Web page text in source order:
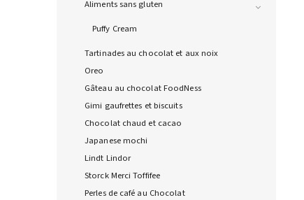
Aliments sans gluten
Puffy Cream
Tartinades au chocolat et aux noix
Oreo
Gâteau au chocolat FoodNess
Gimi gaufrettes et biscuits
Chocolat chaud et cacao
Japanese mochi
Lindt Lindor
Storck Merci Toffifee
Perles de café au Chocolat